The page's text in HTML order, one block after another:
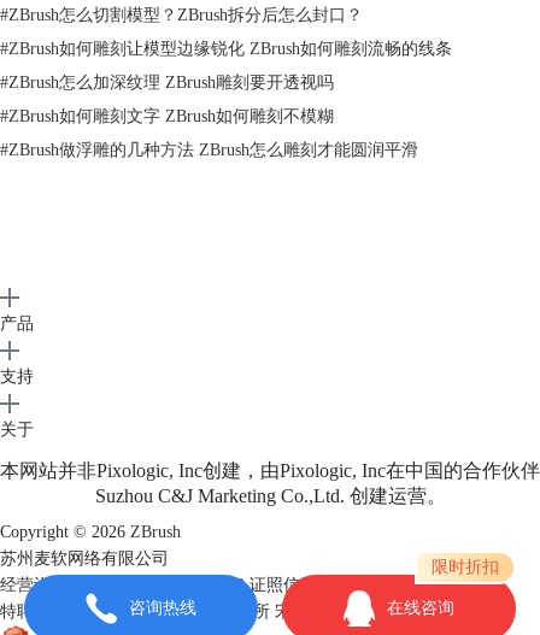
2. 将鼠标指针停留在Tool（工具）菜单当前模型的工具图标上数秒，便可
Geometry（几何）菜单中相关命令的使用方法如下。
1. 模型在最高级别的细分时，单击Divide（细分）（快捷键是Ctrl+D）按
#ZBrush怎么切割模型？ZBrush拆分后怎么封口？
#ZBrush如何雕刻让模型边缘锐化 ZBrush如何雕刻流畅的线条
#ZBrush怎么加深纹理 ZBrush雕刻要开透视吗
#ZBrush如何雕刻文字 ZBrush如何雕刻不模糊
#ZBrush做浮雕的几种方法 ZBrush怎么雕刻才能圆润平滑
产品
支持
关于
本网站并非Pixologic, Inc创建，由Pixologic, Inc在中国的合作伙伴
Suzhou C&J Marketing Co.,Ltd. 创建运营。
Copyright © 2026 ZBrush
苏州麦软网络有限公司
经营许可证编号：苏B2-20170109 证照信息
特聘法律顾问：江苏政纬律师事务所 宋红波
咨询热线 在线咨询
限时折扣